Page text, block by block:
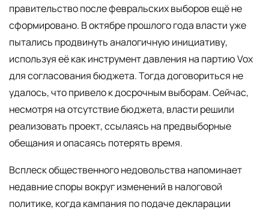
правительство после февральских выборов ещё не
сформировано. В октябре прошлого года власти уже
пытались продвинуть аналогичную инициативу,
используя её как инструмент давления на партию Vox
для согласования бюджета. Тогда договориться не
удалось, что привело к досрочным выборам. Сейчас,
несмотря на отсутствие бюджета, власти решили
реализовать проект, ссылаясь на предвыборные
обещания и опасаясь потерять время.
Всплеск общественного недовольства напоминает
недавние споры вокруг изменений в налоговой
политике, когда кампания по подаче декларации